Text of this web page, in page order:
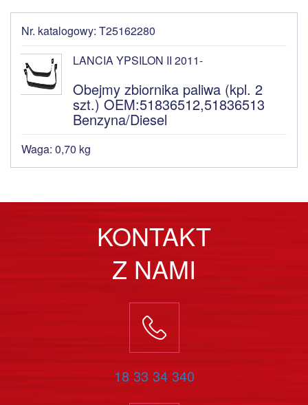
Nr. katalogowy: T25162280
LANCIA YPSILON II 2011-
Obejmy zbiornika paliwa (kpl. 2
szt.) OEM:51836512,51836513
Benzyna/Diesel
Waga: 0,70 kg
KONTAKT
Z NAMI
18 33 34 340